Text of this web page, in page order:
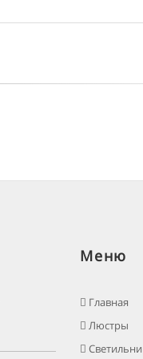
Меню
Главная
Люстры